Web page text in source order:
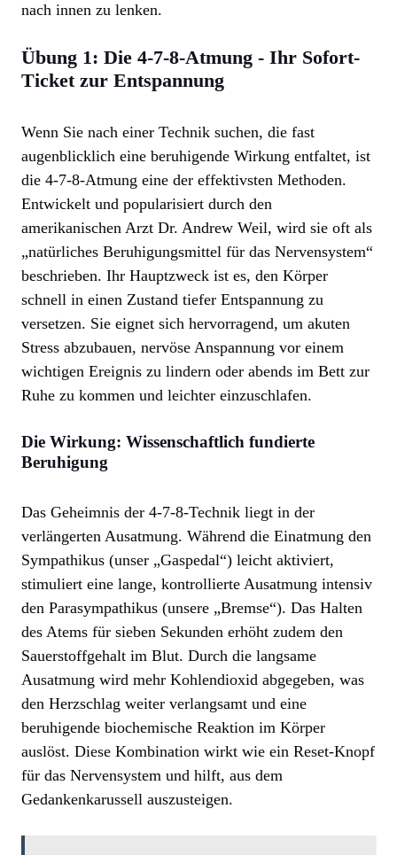
nach innen zu lenken.
Übung 1: Die 4-7-8-Atmung - Ihr Sofort-
Ticket zur Entspannung
Wenn Sie nach einer Technik suchen, die fast
augenblicklich eine beruhigende Wirkung entfaltet, ist
die 4-7-8-Atmung eine der effektivsten Methoden.
Entwickelt und popularisiert durch den
amerikanischen Arzt Dr. Andrew Weil, wird sie oft als
„natürliches Beruhigungsmittel für das Nervensystem“
beschrieben. Ihr Hauptzweck ist es, den Körper
schnell in einen Zustand tiefer Entspannung zu
versetzen. Sie eignet sich hervorragend, um akuten
Stress abzubauen, nervöse Anspannung vor einem
wichtigen Ereignis zu lindern oder abends im Bett zur
Ruhe zu kommen und leichter einzuschlafen.
Die Wirkung: Wissenschaftlich fundierte
Beruhigung
Das Geheimnis der 4-7-8-Technik liegt in der
verlängerten Ausatmung. Während die Einatmung den
Sympathikus (unser „Gaspedal“) leicht aktiviert,
stimuliert eine lange, kontrollierte Ausatmung intensiv
den Parasympathikus (unsere „Bremse“). Das Halten
des Atems für sieben Sekunden erhöht zudem den
Sauerstoffgehalt im Blut. Durch die langsame
Ausatmung wird mehr Kohlendioxid abgegeben, was
den Herzschlag weiter verlangsamt und eine
beruhigende biochemische Reaktion im Körper
auslöst. Diese Kombination wirkt wie ein Reset-Knopf
für das Nervensystem und hilft, aus dem
Gedankenkarussell auszusteigen.